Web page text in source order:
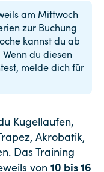
am Mittwoch
zur Buchung
kannst du ab
du diesen
melde dich für
Kugellaufen,
Akrobatik,
Das Training
von 10 bis 16